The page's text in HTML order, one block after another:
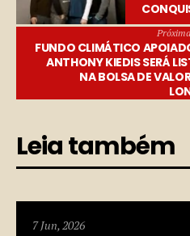
FUNDO CLIMÁTICO
ANTHONY KIEDIS SERÁ
NA BOLSA DE
Leia também
7 Jun, 2026